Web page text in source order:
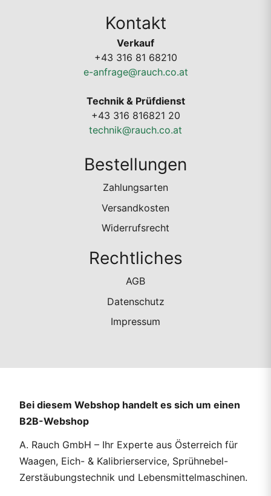
Kontakt
Verkauf
+43 316 81 68210
e-anfrage@rauch.co.at
Technik & Prüfdienst
+43 316 816821 20
technik@rauch.co.at
Bestellungen
Zahlungsarten
Versandkosten
Widerrufsrecht
Rechtliches
AGB
Datenschutz
Impressum
Bei diesem Webshop handelt es sich um einen
B2B-Webshop
A. Rauch GmbH – Ihr Experte aus Österreich für
Waagen, Eich- & Kalibrierservice, Sprühnebel-
Zerstäubungstechnik und Lebensmittelmaschinen.